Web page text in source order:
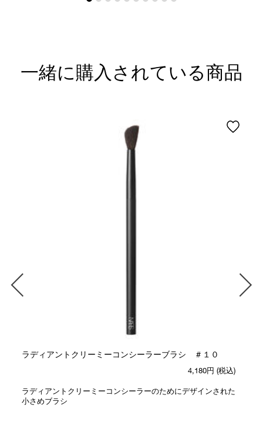
一緒に購入されている商品
ラディアントクリーミーコンシーラーブラシ ＃１０
4,180円 (税込)
ラディアントクリーミーコンシーラーのためにデザインされた
小さめブラシ